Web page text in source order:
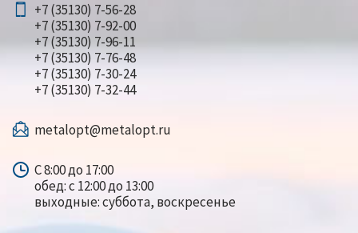
+7 (35130) 7-56-28
+7 (35130) 7-92-00
+7 (35130) 7-96-11
+7 (35130) 7-76-48
+7 (35130) 7-30-24
+7 (35130) 7-32-44
metalopt@metalopt.ru
С 8:00 до 17:00
обед: с 12:00 до 13:00
выходные: суббота, воскресенье